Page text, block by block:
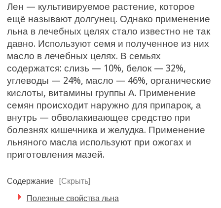
Лен — культивируемое растение, которое
ещё называют долгунец. Однако применение
льна в лечебных целях стало известно не так
давно. Используют семя и полученное из них
масло в лечебных целях. В семьях
содержатся: слизь — 10%, белок — 32%,
углеводы — 24%, масло — 46%, органические
кислоты, витамины группы А. Применение
семян происходит наружно для припарок, а
внутрь — обволакивающее средство при
болезнях кишечника и желудка. Применение
льняного масла используют при ожогах и
приготовления мазей.
Содержание
[Скрыть]
Полезные свойства льна